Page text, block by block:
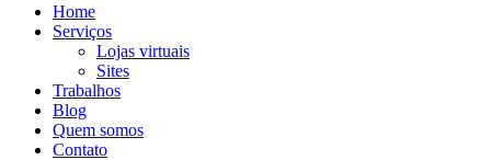
Home
Serviços
Lojas virtuais
Sites
Trabalhos
Blog
Quem somos
Contato